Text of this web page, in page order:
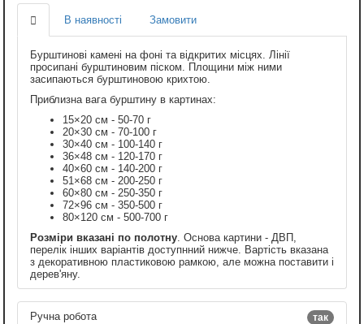
В наявності Замовити
Бурштинові камені на фоні та відкритих місцях. Лінії
просипані бурштиновим піском. Площини між ними
засипаються бурштиновою крихтою.
Приблизна вага бурштину в картинах:
15×20 см - 50-70 г
20×30 см - 70-100 г
30×40 см - 100-140 г
36×48 см - 120-170 г
40×60 см - 140-200 г
51×68 см - 200-250 г
60×80 см - 250-350 г
72×96 см - 350-500 г
80×120 см - 500-700 г
Розміри вказані по полотну . Основа картини - ДВП,
перелік інших варіантів доступнний нижче. Вартість вказана
з декоративною пластиковою рамкою, але можна поставити і
дерев'яну.
так
Ручна робота